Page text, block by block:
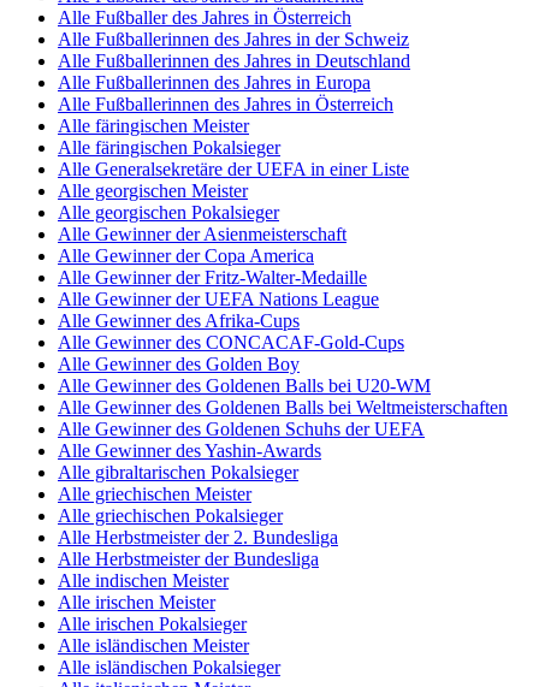
Alle Fußballer des Jahres in Österreich
Alle Fußballerinnen des Jahres in der Schweiz
Alle Fußballerinnen des Jahres in Deutschland
Alle Fußballerinnen des Jahres in Europa
Alle Fußballerinnen des Jahres in Österreich
Alle färingischen Meister
Alle färingischen Pokalsieger
Alle Generalsekretäre der UEFA in einer Liste
Alle georgischen Meister
Alle georgischen Pokalsieger
Alle Gewinner der Asienmeisterschaft
Alle Gewinner der Copa America
Alle Gewinner der Fritz-Walter-Medaille
Alle Gewinner der UEFA Nations League
Alle Gewinner des Afrika-Cups
Alle Gewinner des CONCACAF-Gold-Cups
Alle Gewinner des Golden Boy
Alle Gewinner des Goldenen Balls bei U20-WM
Alle Gewinner des Goldenen Balls bei Weltmeisterschaften
Alle Gewinner des Goldenen Schuhs der UEFA
Alle Gewinner des Yashin-Awards
Alle gibraltarischen Pokalsieger
Alle griechischen Meister
Alle griechischen Pokalsieger
Alle Herbstmeister der 2. Bundesliga
Alle Herbstmeister der Bundesliga
Alle indischen Meister
Alle irischen Meister
Alle irischen Pokalsieger
Alle isländischen Meister
Alle isländischen Pokalsieger